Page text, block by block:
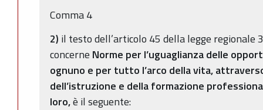
Comma 4
2) il testo dell’articolo 45 della legge regionale
concerne Norme per l’uguaglianza delle
ognuno e per tutto l’arco della vita,
dell’istruzione e della formazione
loro,è il seguente: